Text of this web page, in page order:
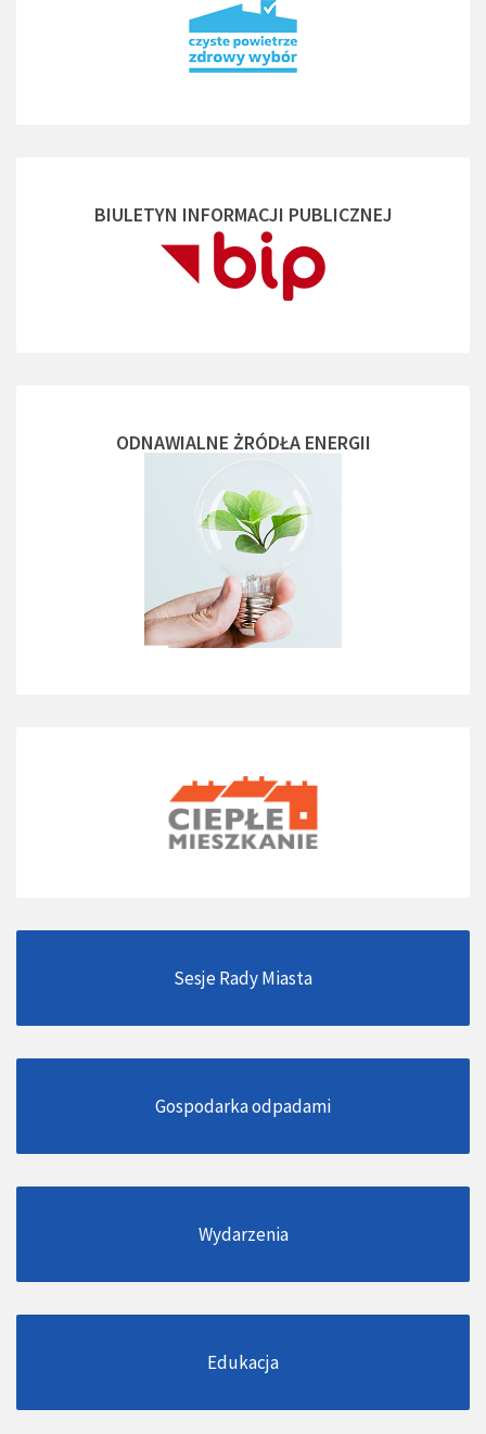
BIULETYN INFORMACJI PUBLICZNEJ
ODNAWIALNE ŻRÓDŁA ENERGII
Sesje Rady Miasta
Gospodarka odpadami
Wydarzenia
Edukacja